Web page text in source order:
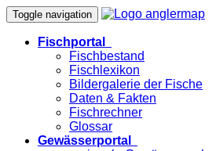
Toggle navigation
Fischportal
Fischbestand
Fischlexikon
Bildergalerie der Fische
Daten & Fakten
Fischrechner
Glossar
Gewässerportal